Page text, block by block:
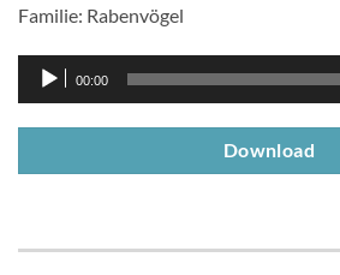
Familie: Rabenvögel
Audio-
Player
00:00
Download